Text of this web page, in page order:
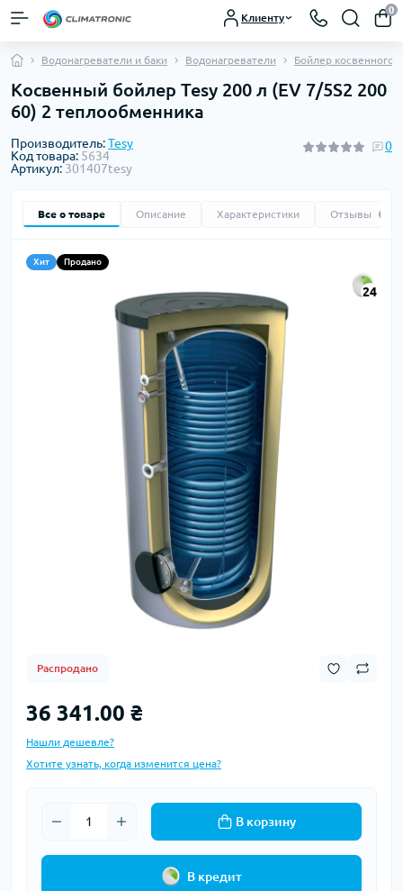
Клиенту
0
Водонагреватели и баки Водонагреватели Бойлер косвенного
Косвенный бойлер Tesy 200 л (EV 7/5S2 200
60) 2 теплообменника
Производитель:Tesy
Код товара: 5634
Артикул: 301407tesy
0
Все о товаре Описание Характеристики Отзывы
Хит Продано
24
Распродано
36 341.00 ₴
Нашли дешевле?
Хотите узнать, когда изменится цена?
В корзину
В кредит